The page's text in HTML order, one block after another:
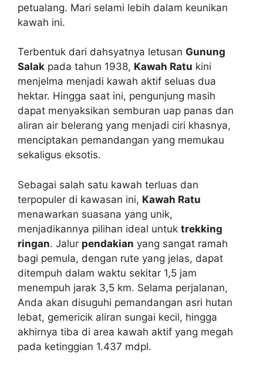
petualang. Mari selami lebih dalam keunikan
kawah ini.
Terbentuk dari dahsyatnya letusan Gunung
Salak pada tahun 1938, Kawah Ratu kini
menjelma menjadi kawah aktif seluas dua
hektar. Hingga saat ini, pengunjung masih
dapat menyaksikan semburan uap panas dan
aliran air belerang yang menjadi ciri khasnya,
menciptakan pemandangan yang memukau
sekaligus eksotis.
Sebagai salah satu kawah terluas dan
terpopuler di kawasan ini, Kawah Ratu
menawarkan suasana yang unik,
menjadikannya pilihan ideal untuk trekking
ringan. Jalur pendakian yang sangat ramah
bagi pemula, dengan rute yang jelas, dapat
ditempuh dalam waktu sekitar 1,5 jam
menempuh jarak 3,5 km. Selama perjalanan,
Anda akan disuguhi pemandangan asri hutan
lebat, gemericik aliran sungai kecil, hingga
akhirnya tiba di area kawah aktif yang megah
pada ketinggian 1.437 mdpl.